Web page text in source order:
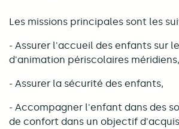
Les missions principales sont les
- Assurer l'accueil des enfants sur
d'animation périscolaires méridiens,
- Assurer la sécurité des enfants,
- Accompagner l'enfant dans des
de confort dans un objectif